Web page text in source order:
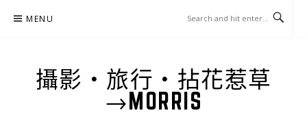
MENU
攝影‧旅行‧拈花惹草
→MORRIS